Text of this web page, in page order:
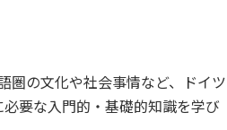
圏の文化や社会事情など、ドイツ
要な入門的・基礎的知識を学び